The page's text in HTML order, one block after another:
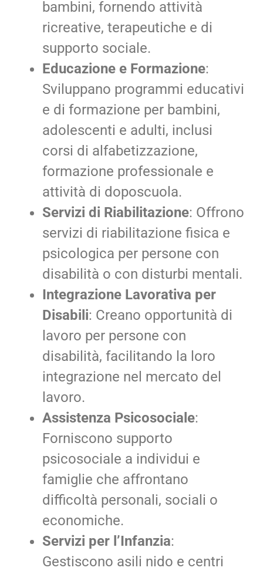
bambini, fornendo attività
ricreative, terapeutiche e di
supporto sociale.
Educazione e Formazione:
Sviluppano programmi educativi
e di formazione per bambini,
adolescenti e adulti, inclusi
corsi di alfabetizzazione,
formazione professionale e
attività di doposcuola.
Servizi di Riabilitazione: Offrono
servizi di riabilitazione fisica e
psicologica per persone con
disabilità o con disturbi mentali.
Integrazione Lavorativa per
Disabili: Creano opportunità di
lavoro per persone con
disabilità, facilitando la loro
integrazione nel mercato del
lavoro.
Assistenza Psicosociale:
Forniscono supporto
psicosociale a individui e
famiglie che affrontano
difficoltà personali, sociali o
economiche.
Servizi per l’Infanzia:
Gestiscono asili nido e centri